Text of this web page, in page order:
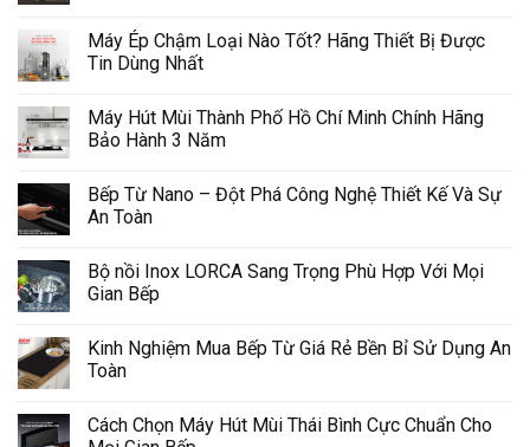
Máy Ép Chậm Loại Nào Tốt? Hãng Thiết Bị Được
Tin Dùng Nhất
Máy Hút Mùi Thành Phố Hồ Chí Minh Chính Hãng
Bảo Hành 3 Năm
Bếp Từ Nano – Đột Phá Công Nghệ Thiết Kế Và Sự
An Toàn
Bộ nồi Inox LORCA Sang Trọng Phù Hợp Với Mọi
Gian Bếp
Kinh Nghiệm Mua Bếp Từ Giá Rẻ Bền Bỉ Sử Dụng An
Toàn
Cách Chọn Máy Hút Mùi Thái Bình Cực Chuẩn Cho